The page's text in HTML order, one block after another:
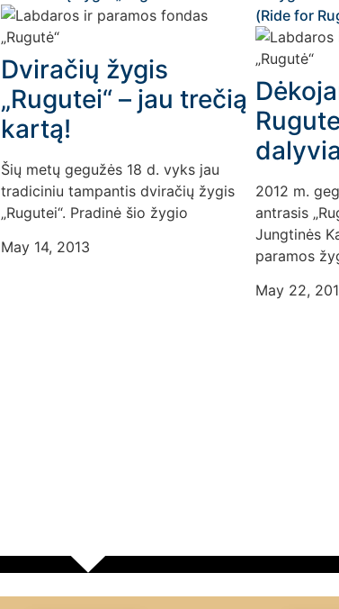
Dviračių žygis
„Rugutei“ – jau trečią
kartą!
Šių metų gegužės 18 d. vyks jau
tradiciniu tampantis dviračių žygis
„Rugutei“. Pradinė šio žygio
May 14, 2013
2012 m.
antrasis
Jungtinės
paramos
May 22,